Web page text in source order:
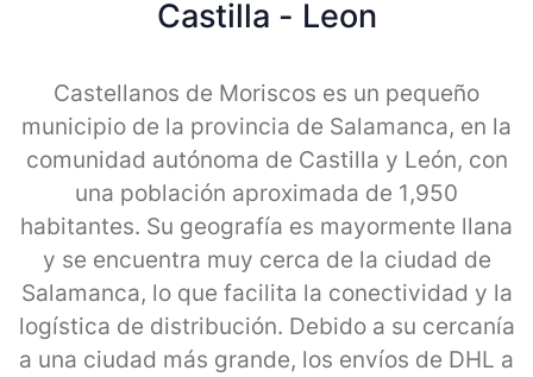
Castilla - Leon
Castellanos de Moriscos es un pequeño
municipio de la provincia de Salamanca, en la
comunidad autónoma de Castilla y León, con
una población aproximada de 1,950
habitantes. Su geografía es mayormente llana
y se encuentra muy cerca de la ciudad de
Salamanca, lo que facilita la conectividad y la
logística de distribución. Debido a su cercanía
a una ciudad más grande, los envíos de DHL a